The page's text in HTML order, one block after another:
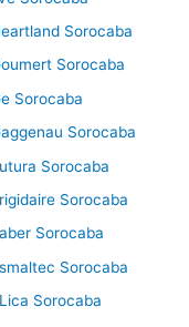
Sorocaba
Sorocaba
Sorocaba
Sorocaba
Sorocaba
Sorocaba
Sorocaba
Sorocaba
Sorocaba